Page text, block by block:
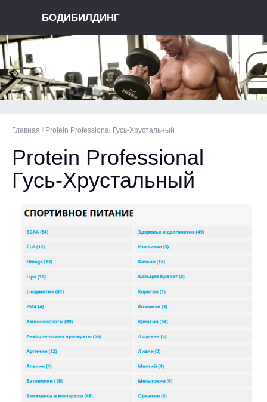
БОДИБИЛДИНГ
Главная / Protein Professional Гусь-Хрустальный
Protein Professional
Гусь-Хрустальный